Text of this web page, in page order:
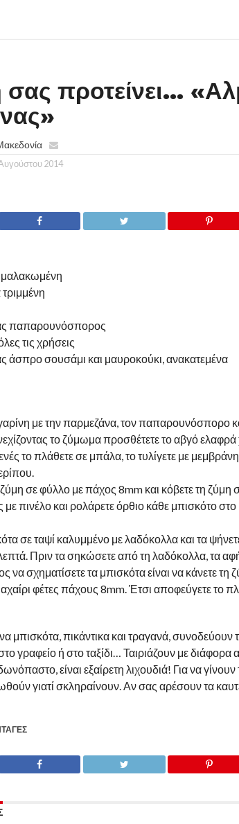
σας προτείνει…
2014
μαλακωμένη
παπαρουνόσπορος
τις χρήσεις
άσπρο σουσάμι και μαυροκούκι, ανακατεμένα
με την παρμεζάνα, τον παπαρουνόσπορο
το ζύμωμα προσθέτετε το αβγό ελαφρά
το πλάθετε σε μπάλα, το τυλίγετε με
ζύμη σε φύλλο με πάχος 8mm και κόβετε τη
πινέλο και ρολάρετε όρθιο κάθε μπισκότο
σε ταψί καλυμμένο με λαδόκολλα και τα
Πριν τα σηκώσετε από τη λαδόκολλα, τα
να σχηματίσετε τα μπισκότα είναι να κάνετε τη
φέτες πάχους 8mm. Έτσι αποφεύγετε το
μπισκότα, πικάντικα και τραγανά, συνοδεύουν
γραφείο ή στο ταξίδι… Ταιριάζουν με διάφορα
είναι εξαίρετη λιχουδιά! Για να
γιατί σκληραίνουν. Αν σας αρέσουν τα